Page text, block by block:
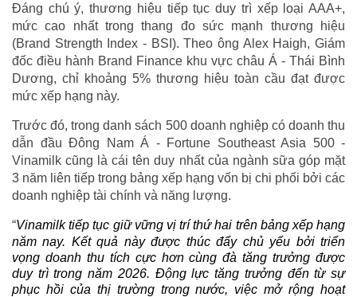
Đáng chú ý, thương hiệu tiếp tục duy trì xếp loại AAA+,
mức cao nhất trong thang đo sức mạnh thương hiệu
(Brand Strength Index - BSI). Theo ông Alex Haigh, Giám
đốc điều hành Brand Finance khu vực châu Á - Thái Bình
Dương, chỉ khoảng 5% thương hiệu toàn cầu đạt được
mức xếp hạng này.
Trước đó, trong danh sách 500 doanh nghiệp có doanh thu
dẫn đầu Đông Nam Á - Fortune Southeast Asia 500 -
Vinamilk cũng là cái tên duy nhất của ngành sữa góp mặt
3 năm liên tiếp trong bảng xếp hạng vốn bị chi phối bởi các
doanh nghiệp tài chính và năng lượng.
“Vinamilk tiếp tục giữ vững vị trí thứ hai trên bảng xếp hạng
năm nay. Kết quả này được thúc đẩy chủ yếu bởi triển
vọng doanh thu tích cực hơn cùng đà tăng trưởng được
duy trì trong năm 2026. Động lực tăng trưởng đến từ sự
phục hồi của thị trường trong nước, việc mở rộng hoạt